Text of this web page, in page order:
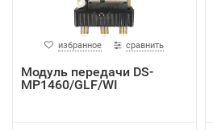
избранное сравнить
Модуль передачи DS-
MP1460/GLF/WI